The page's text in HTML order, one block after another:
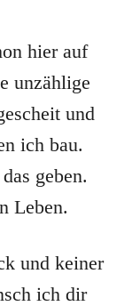
hier auf
unzählige
und
ich bau.
geben.
Leben.
und keiner
ich dir